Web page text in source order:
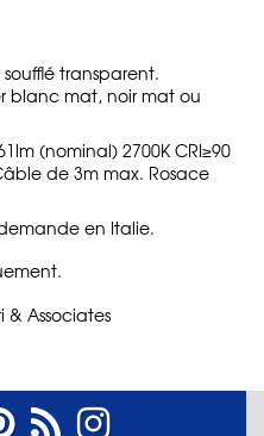
transparent.
blanc mat, noir mat ou
(nominal) 2700K CRI≥90
de 3m max. Rosace
en Italie.
& Associates